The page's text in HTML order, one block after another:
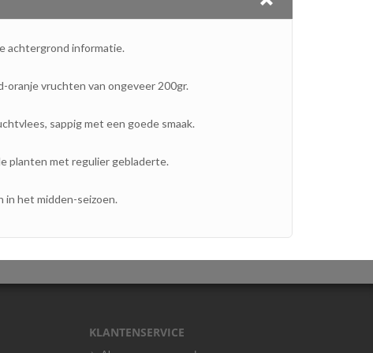
achtergrond informatie.
oranje vruchten van ongeveer 200gr.
sappig met een goede smaak.
planten met regulier gebladerte.
in het midden-seizoen.
KLANTENSERVICE